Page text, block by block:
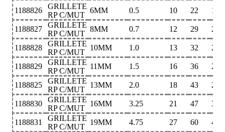
1188826
GRILLETE
RP C/MUT
6MM 0.5 10 22 16
1188827
GRILLETE
RP C/MUT
8MM 0.7 12 29 20
1188828
GRILLETE
RP C/MUT
10MM 1.0 13 32 21
1188829
GRILLETE
RP C/MUT
11MM 1.5 16 36 26
1188825
GRILLETE
RP C/MUT
13MM 2.0 18 43 29
1188830
GRILLETE
RP C/MUT
16MM 3.25 21 47 33
1188831
GRILLETE
RP C/MUT
19MM 4.75 27 60 42